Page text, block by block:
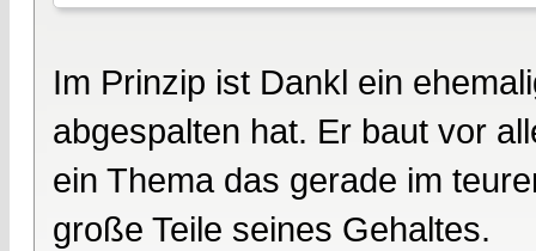
Im Prinzip ist Dankl ein
abgespalten hat. Er baut vor
ein Thema das gerade im
große Teile seines Gehaltes.